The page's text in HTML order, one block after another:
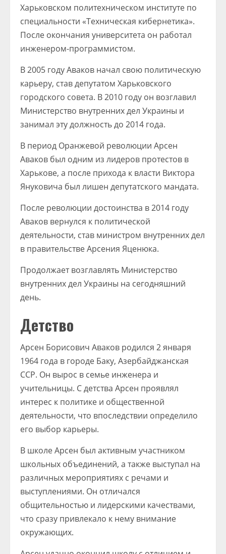
Харьковском политехническом институте по
специальности «Техническая кибернетика».
После окончания университета он работал
инженером-программистом.
В 2005 году Аваков начал свою политическую
карьеру, став депутатом Харьковского
городского совета. В 2010 году он возглавил
Министерство внутренних дел Украины и
занимал эту должность до 2014 года.
В период Оранжевой революции Арсен
Аваков был одним из лидеров протестов в
Харькове, а после прихода к власти Виктора
Януковича был лишен депутатского мандата.
После революции достоинства в 2014 году
Аваков вернулся к политической
деятельности, став министром внутренних дел
в правительстве Арсения Яценюка.
Продолжает возглавлять Министерство
внутренних дел Украины на сегодняшний
день.
Детство
Арсен Борисович Аваков родился 2 января
1964 года в городе Баку, Азербайджанская
ССР. Он вырос в семье инженера и
учительницы. С детства Арсен проявлял
интерес к политике и общественной
деятельности, что впоследствии определило
его выбор карьеры.
В школе Арсен был активным участником
школьных объединений, а также выступал на
различных мероприятиях с речами и
выступлениями. Он отличался
общительностью и лидерскими качествами,
что сразу привлекало к нему внимание
окружающих.